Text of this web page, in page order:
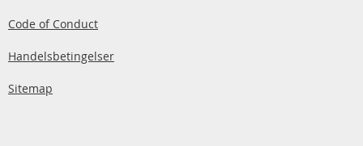
Code of Conduct
Handelsbetingelser
Sitemap